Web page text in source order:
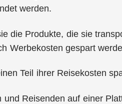
werden.
die Produkte, die sie
Werbekosten gespart
Teil ihrer Reisekosten
Reisenden auf einer